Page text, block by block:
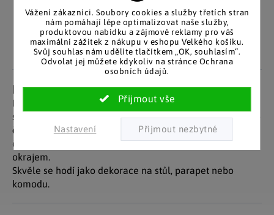
Vážení zákazníci. Soubory cookies a služby třetích stran
nám pomáhají lépe optimalizovat naše služby,
produktovou nabídku a zájmové reklamy pro váš
maximální zážitek z nákupu v eshopu Velkého košíku.
Svůj souhlas nám udělíte tlačítkem „OK, souhlasím“.
Odvolat jej můžete kdykoliv na stránce Ochrana
osobních údajů.
Nastavení
zákazníků
Za desítky let na trhu jsme
nasbírali stovky tisíc
spokojených zákazníků.
Z českých skladů pro české
zákazníky. Značkové zboží
se zárukou původu.
Detailní popis produktu
Dekorativní skleněné svícnyve tvaru hvězdy jsou
skvělým doplňkem do každého interiéru. Jsou ideální pro
čajové svíčky. Sada obsahuje 3 svícny ve třech barvách –
čirá, růžová a terakotově červená – všechny se zlatým
okrajem.
Skvěle se hodí jako dekorace na stůl, parapet nebo
komodu.